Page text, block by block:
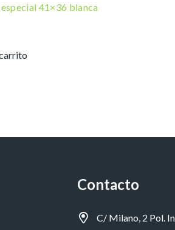
41×36 blanca
Contacto
C/ Milano, 2 Pol.